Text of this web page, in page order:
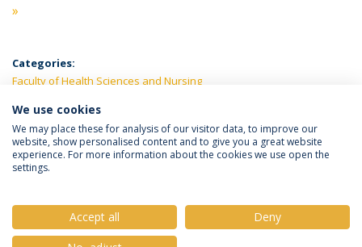
»
Categories:
Faculty of Health Sciences and Nursing
LATEST NEWS
Privacy Policy
We use cookies
We may place these for analysis of our visitor data, to improve our
website, show personalised content and to give you a great website
experience. For more information about the cookies we use open the
settings.
Accept all
Deny